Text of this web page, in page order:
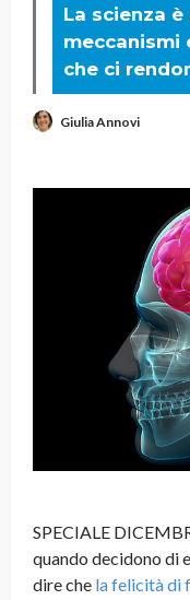
La scienza
meccanismi
che ci
Giulia Annovi
SPECIALE
quando decidono di
dire che la felicità di